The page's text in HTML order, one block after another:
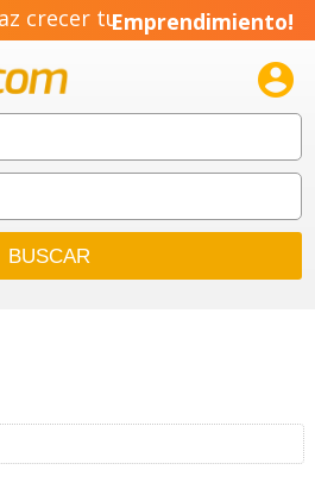
crecer tuEmprendimiento!
